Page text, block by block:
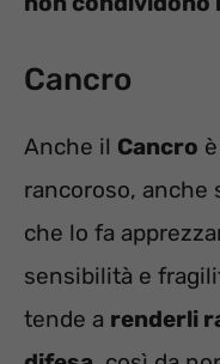
Cancro
Anche il Cancro
rancoroso, anche
che lo fa
sensibilità e
tende a renderli